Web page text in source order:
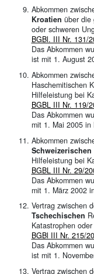
Abkommen
Kroatien über die
oder schweren
BGBl. III Nr. 131/
Das Abkommen
ist mit 1. August
Abkommen
Haschemitischen
Hilfeleistung bei
BGBL III Nr. 119/
Das Abkommen
mit 1. Mai 2005 in
Abkommen
Schweizerischen
Hilfeleistung bei
BGBL III Nr. 29/
Das Abkommen
mit 1. März 2002
Vertrag zwischen
Tschechischen
Katastrophen
BGBl III Nr. 215/
Das Abkommen
ist mit 1.
Vertrag zwischen